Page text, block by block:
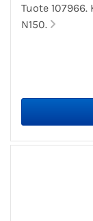
Tuote
N150.